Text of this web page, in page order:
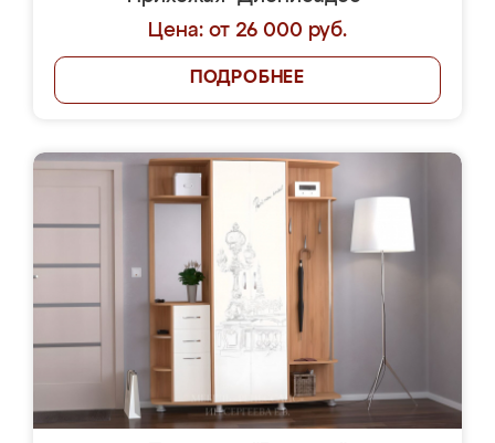
Цена: от 26 000 руб.
ПОДРОБНЕЕ